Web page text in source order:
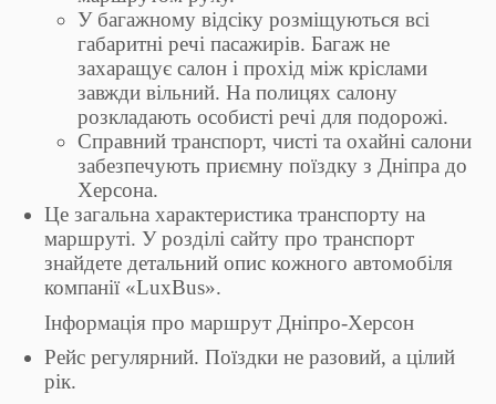
У багажному відсіку розміщуються всі
габаритні речі пасажирів. Багаж не
захаращує салон і прохід між кріслами
завжди вільний. На полицях салону
розкладають особисті речі для подорожі.
Справний транспорт, чисті та охайні салони
забезпечують приємну поїздку з Дніпра до
Херсона.
Це загальна характеристика транспорту на
маршруті. У розділі сайту про транспорт
знайдете детальний опис кожного автомобіля
компанії «LuxBus».
Інформація про маршрут Дніпро-Херсон
Рейс регулярний. Поїздки не разовий, а цілий
рік.